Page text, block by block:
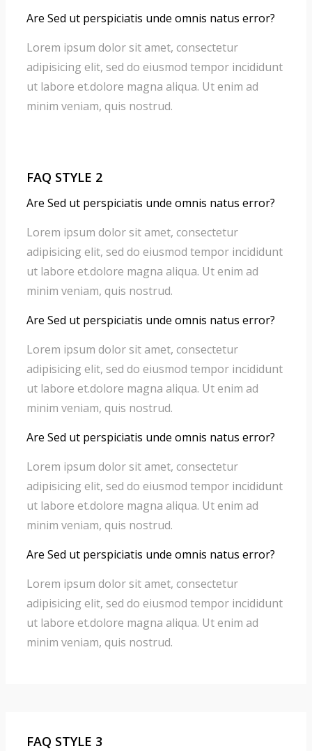
Are Sed ut perspiciatis unde omnis natus error?
Lorem ipsum dolor sit amet, consectetur
adipisicing elit, sed do eiusmod tempor incididunt
ut labore et.dolore magna aliqua. Ut enim ad
minim veniam, quis nostrud.
FAQ STYLE 2
Are Sed ut perspiciatis unde omnis natus error?
Lorem ipsum dolor sit amet, consectetur
adipisicing elit, sed do eiusmod tempor incididunt
ut labore et.dolore magna aliqua. Ut enim ad
minim veniam, quis nostrud.
Are Sed ut perspiciatis unde omnis natus error?
Lorem ipsum dolor sit amet, consectetur
adipisicing elit, sed do eiusmod tempor incididunt
ut labore et.dolore magna aliqua. Ut enim ad
minim veniam, quis nostrud.
Are Sed ut perspiciatis unde omnis natus error?
Lorem ipsum dolor sit amet, consectetur
adipisicing elit, sed do eiusmod tempor incididunt
ut labore et.dolore magna aliqua. Ut enim ad
minim veniam, quis nostrud.
Are Sed ut perspiciatis unde omnis natus error?
Lorem ipsum dolor sit amet, consectetur
adipisicing elit, sed do eiusmod tempor incididunt
ut labore et.dolore magna aliqua. Ut enim ad
minim veniam, quis nostrud.
FAQ STYLE 3